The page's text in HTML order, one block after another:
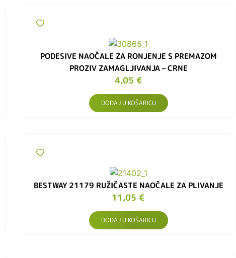
PODESIVE NAOČALE ZA RONJENJE S PREMAZOM
PROZIV ZAMAGLJIVANJA – CRNE
4,05 €
DODAJ U KOŠARICU
BESTWAY 21179 RUŽIČASTE NAOČALE ZA PLIVANJE
11,05 €
DODAJ U KOŠARICU